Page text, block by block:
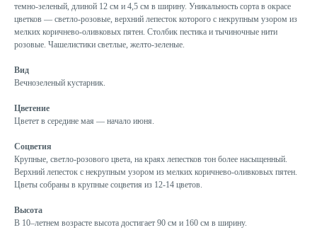
темно-зеленый, длиной 12 см и 4,5 см в ширину. Уникальность сорта в окрасе
цветков — светло-розовые, верхний лепесток которого с некрупным узором из
мелких коричнево-оливковых пятен. Столбик пестика и тычиночные нити
розовые. Чашелистики светлые, желто-зеленые.
Вид
Вечнозеленый кустарник.
Цветение
Цветет в середине мая — начало июня.
Соцветия
Крупные, светло-розового цвета, на краях лепестков тон более насыщенный.
Верхний лепесток с некрупным узором из мелких коричнево-оливковых пятен.
Цветы собраны в крупные соцветия из 12-14 цветов.
Высота
В 10–летнем возрасте высота достигает 90 см и 160 см в ширину.